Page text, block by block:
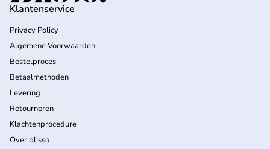
Klantenservice
Privacy Policy
Algemene Voorwaarden
Bestelproces
Betaalmethoden
Levering
Retourneren
Klachtenprocedure
Over blisso